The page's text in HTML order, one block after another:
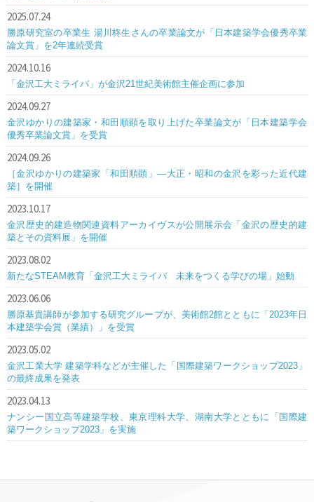
2025.07.24
勝原研究室の卒業生 湯川柊生さんの卒業論文が「日本建築学会優秀卒業
論文賞」を2年連続受賞
2024.10.16
「金沢工大ミライバ」が金沢21世紀美術館主催企画に参加
2024.09.27
金沢ゆかりの建築家・和田順顕を取り上げた卒業論文が「日本建築学会
優秀卒業論文賞」を受賞
2024.09.26
［金沢ゆかりの建築家「和田順顕」―大正・昭和の金沢を彩った近代建
築］を開催
2023.10.17
金沢歴史的建造物関連資料アーカイヴスが公開展示会「金沢の歴史的建
築とその資料展」を開催
2023.08.02
新たなSTEAM教育「金沢工大ミライバ 未来をつくる学びの場」始動
2023.06.06
勝原基貴講師が参加する研究グループが、美術館2館とともに「2023年日
本建築学会賞（業績）」を受賞
2023.05.02
金沢工業大学 建築学科などが主催した「国際建築ワークショップ2023」
の最終成果を発表
2023.04.13
ナンシー国立高等建築学校、東京理科大学、湖南大学とともに「国際建
築ワークショップ2023」を実施